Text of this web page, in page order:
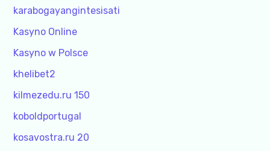
karabogayangintesisati
Kasyno Online
Kasyno w Polsce
khelibet2
kilmezedu.ru 150
koboldportugal
kosavostra.ru 20